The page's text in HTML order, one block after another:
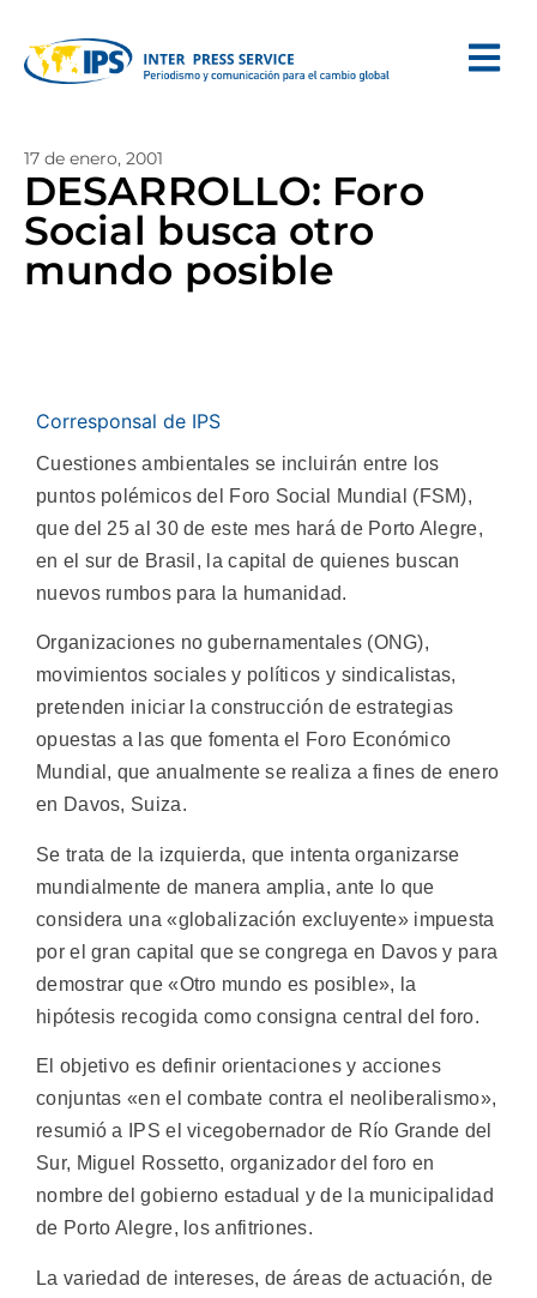
17 de enero, 2001
DESARROLLO: Foro
Social busca otro
mundo posible
Corresponsal de IPS
Cuestiones ambientales se incluirán entre los
puntos polémicos del Foro Social Mundial (FSM),
que del 25 al 30 de este mes hará de Porto Alegre,
en el sur de Brasil, la capital de quienes buscan
nuevos rumbos para la humanidad.
Organizaciones no gubernamentales (ONG),
movimientos sociales y políticos y sindicalistas,
pretenden iniciar la construcción de estrategias
opuestas a las que fomenta el Foro Económico
Mundial, que anualmente se realiza a fines de enero
en Davos, Suiza.
Se trata de la izquierda, que intenta organizarse
mundialmente de manera amplia, ante lo que
considera una «globalización excluyente» impuesta
por el gran capital que se congrega en Davos y para
demostrar que «Otro mundo es posible», la
hipótesis recogida como consigna central del foro.
El objetivo es definir orientaciones y acciones
conjuntas «en el combate contra el neoliberalismo»,
resumió a IPS el vicegobernador de Río Grande del
Sur, Miguel Rossetto, organizador del foro en
nombre del gobierno estadual y de la municipalidad
de Porto Alegre, los anfitriones.
La variedad de intereses, de áreas de actuación, de